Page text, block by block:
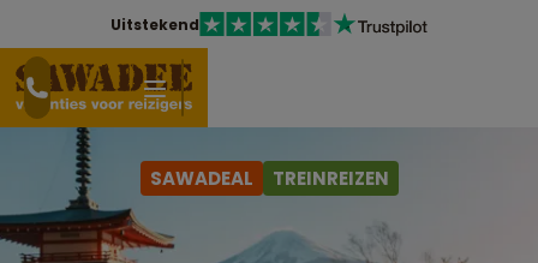
Uitstekend
SAWADEAL TREINREIZEN